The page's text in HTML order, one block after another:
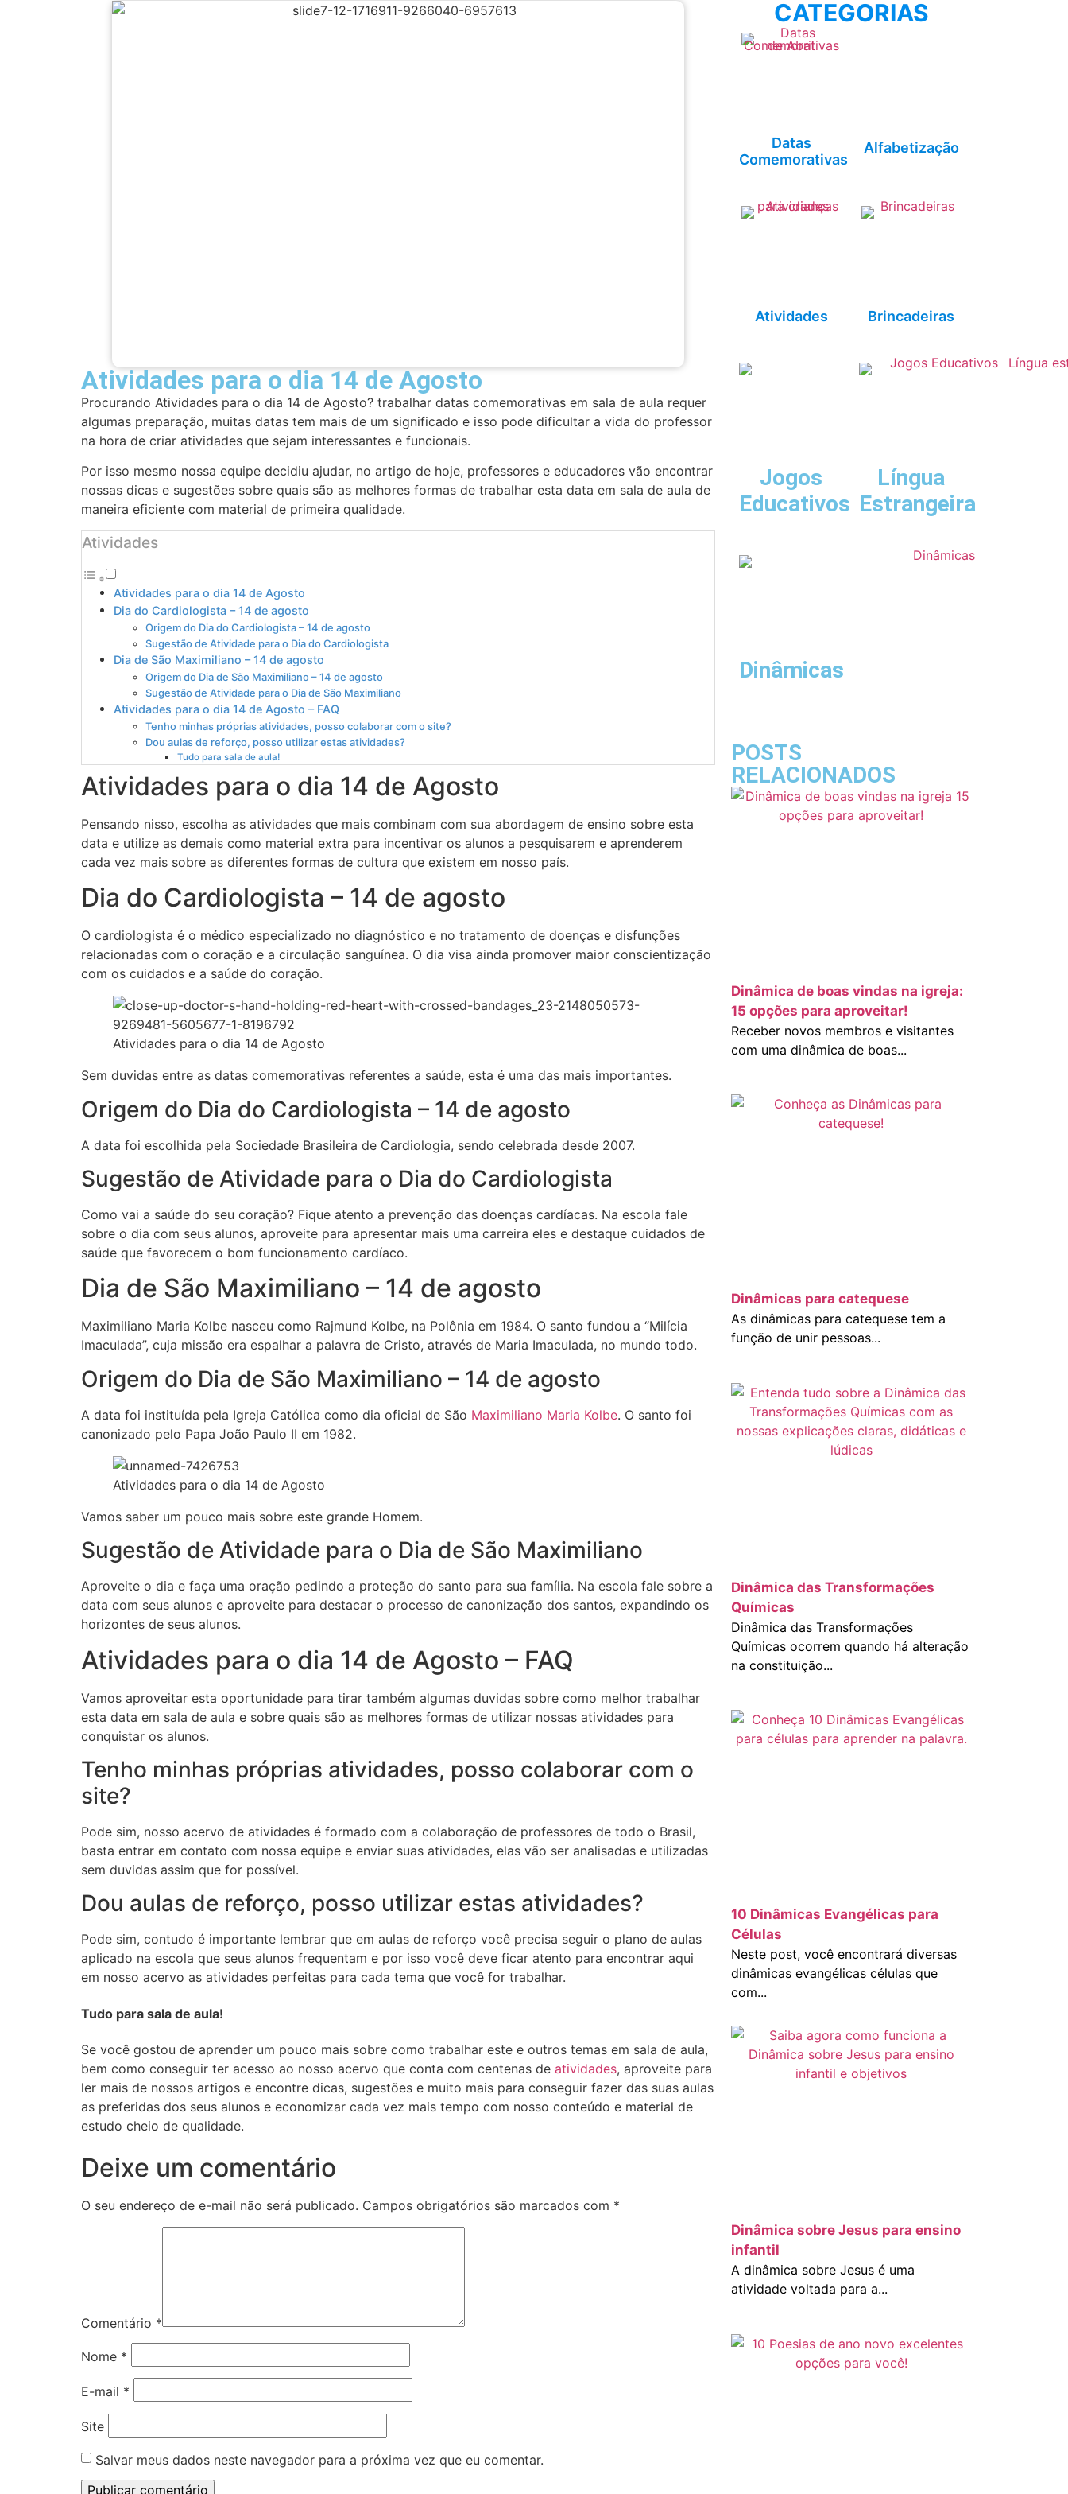
Atividades para o dia 14 de Agosto
Procurando Atividades para o dia 14 de Agosto? trabalhar datas comemorativas em sala de aula requer
algumas preparação, muitas datas tem mais de um significado e isso pode dificultar a vida do professor
na hora de criar atividades que sejam interessantes e funcionais.
Por isso mesmo nossa equipe decidiu ajudar, no artigo de hoje, professores e educadores vão encontrar
nossas dicas e sugestões sobre quais são as melhores formas de trabalhar esta data em sala de aula de
maneira eficiente com material de primeira qualidade.
Atividades
Atividades para o dia 14 de Agosto
Dia do Cardiologista – 14 de agosto
Origem do Dia do Cardiologista – 14 de agosto
Sugestão de Atividade para o Dia do Cardiologista
Dia de São Maximiliano – 14 de agosto
Origem do Dia de São Maximiliano – 14 de agosto
Sugestão de Atividade para o Dia de São Maximiliano
Atividades para o dia 14 de Agosto – FAQ
Tenho minhas próprias atividades, posso colaborar com o site?
Dou aulas de reforço, posso utilizar estas atividades?
Tudo para sala de aula!
Atividades para o dia 14 de Agosto
Pensando nisso, escolha as atividades que mais combinam com sua abordagem de ensino sobre esta
data e utilize as demais como material extra para incentivar os alunos a pesquisarem e aprenderem
cada vez mais sobre as diferentes formas de cultura que existem em nosso país.
Dia do Cardiologista – 14 de agosto
O cardiologista é o médico especializado no diagnóstico e no tratamento de doenças e disfunções
relacionadas com o coração e a circulação sanguínea. O dia visa ainda promover maior conscientização
com os cuidados e a saúde do coração.
Atividades para o dia 14 de Agosto
Sem duvidas entre as datas comemorativas referentes a saúde, esta é uma das mais importantes.
Origem do Dia do Cardiologista – 14 de agosto
A data foi escolhida pela Sociedade Brasileira de Cardiologia, sendo celebrada desde 2007.
Sugestão de Atividade para o Dia do Cardiologista
Como vai a saúde do seu coração? Fique atento a prevenção das doenças cardíacas. Na escola fale
sobre o dia com seus alunos, aproveite para apresentar mais uma carreira eles e destaque cuidados de
saúde que favorecem o bom funcionamento cardíaco.
Dia de São Maximiliano – 14 de agosto
Maximiliano Maria Kolbe nasceu como Rajmund Kolbe, na Polônia em 1984. O santo fundou a “Milícia
Imaculada”, cuja missão era espalhar a palavra de Cristo, através de Maria Imaculada, no mundo todo.
Origem do Dia de São Maximiliano – 14 de agosto
A data foi instituída pela Igreja Católica como dia oficial de São Maximiliano Maria Kolbe. O santo foi
canonizado pelo Papa João Paulo II em 1982.
Atividades para o dia 14 de Agosto
Vamos saber um pouco mais sobre este grande Homem.
Sugestão de Atividade para o Dia de São Maximiliano
Aproveite o dia e faça uma oração pedindo a proteção do santo para sua família. Na escola fale sobre a
data com seus alunos e aproveite para destacar o processo de canonização dos santos, expandindo os
horizontes de seus alunos.
Atividades para o dia 14 de Agosto – FAQ
Vamos aproveitar esta oportunidade para tirar também algumas duvidas sobre como melhor trabalhar
esta data em sala de aula e sobre quais são as melhores formas de utilizar nossas atividades para
conquistar os alunos.
Tenho minhas próprias atividades, posso colaborar com o
site?
Pode sim, nosso acervo de atividades é formado com a colaboração de professores de todo o Brasil,
basta entrar em contato com nossa equipe e enviar suas atividades, elas vão ser analisadas e utilizadas
sem duvidas assim que for possível.
Dou aulas de reforço, posso utilizar estas atividades?
Pode sim, contudo é importante lembrar que em aulas de reforço você precisa seguir o plano de aulas
aplicado na escola que seus alunos frequentam e por isso você deve ficar atento para encontrar aqui
em nosso acervo as atividades perfeitas para cada tema que você for trabalhar.
Tudo para sala de aula!
Se você gostou de aprender um pouco mais sobre como trabalhar este e outros temas em sala de aula,
bem como conseguir ter acesso ao nosso acervo que conta com centenas de atividades, aproveite para
ler mais de nossos artigos e encontre dicas, sugestões e muito mais para conseguir fazer das suas aulas
as preferidas dos seus alunos e economizar cada vez mais tempo com nosso conteúdo e material de
estudo cheio de qualidade.
Deixe um comentário
O seu endereço de e-mail não será publicado. Campos obrigatórios são marcados com *
Comentário *
Nome *
E-mail *
Site
Salvar meus dados neste navegador para a próxima vez que eu comentar.
CATEGORIAS
Datas
Comemorativas
Alfabetização
Atividades Brincadeiras
Jogos
Educativos
Língua
Estrangeira
Dinâmicas
POSTS
RELACIONADOS
Dinâmica de boas vindas na igreja:
15 opções para aproveitar!
Receber novos membros e visitantes
com uma dinâmica de boas...
Dinâmicas para catequese
As dinâmicas para catequese tem a
função de unir pessoas...
Dinâmica das Transformações
Químicas
Dinâmica das Transformações
Químicas ocorrem quando há alteração
na constituição...
10 Dinâmicas Evangélicas para
Células
Neste post, você encontrará diversas
dinâmicas evangélicas células que
com...
Dinâmica sobre Jesus para ensino
infantil
A dinâmica sobre Jesus é uma
atividade voltada para a...